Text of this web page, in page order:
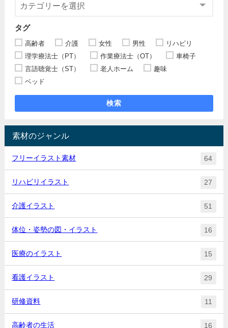
タグ
高齢者 介護 女性 男性
リハビリ
理学療法士（PT）
作業療法士（OT）
車椅子
言語聴覚士（ST）
老人ホーム
趣味
ベッド
検索
素材のジャンル
フリーイラスト素材 64
リハビリイラスト 27
介護イラスト 51
体位・姿勢の図・イラスト 16
医療のイラスト 15
看護イラスト 29
研修資料 11
高齢者の生活 16